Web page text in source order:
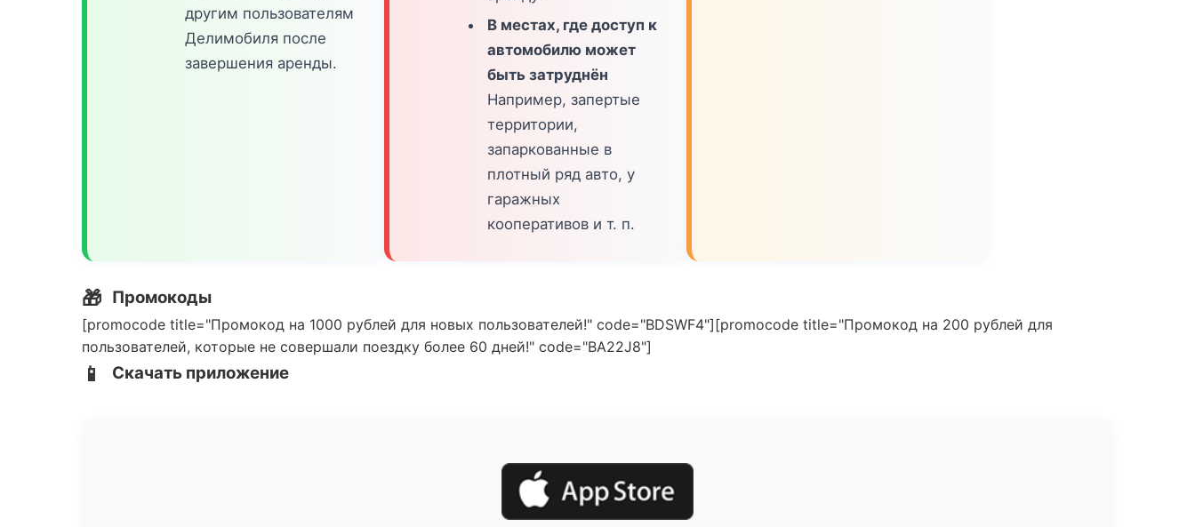
другим пользователям
Делимобиля после
завершения аренды.
В местах, где доступ к
автомобилю может
быть затруднён
Например, запертые
территории,
запаркованные в
плотный ряд авто, у
гаражных
кооперативов и т. п.
🎁 Промокоды
[promocode title="Промокод на 1000 рублей для новых пользователей!" code="BDSWF4"][promocode title="Промокод на 200 рублей для
пользователей, которые не совершали поездку более 60 дней!" code="BA22J8"]
📱 Скачать приложение